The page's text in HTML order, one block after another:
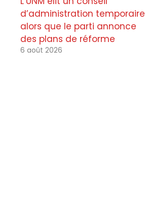
d’administration temporaire
alors que le parti annonce
des plans de réforme
6 août 2026